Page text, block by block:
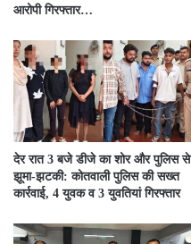
आरोपी गिरफ्तार…
देर रात 3 बजे डीजे का शोर और पुलिस से
झूमा-झटकी: कोतवाली पुलिस की सख्त
कार्रवाई, 4 युवक व 3 युवतियां गिरफ्तार